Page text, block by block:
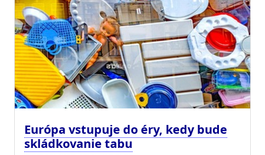
Európa vstupuje do éry, kedy bude
skládkovanie tabu